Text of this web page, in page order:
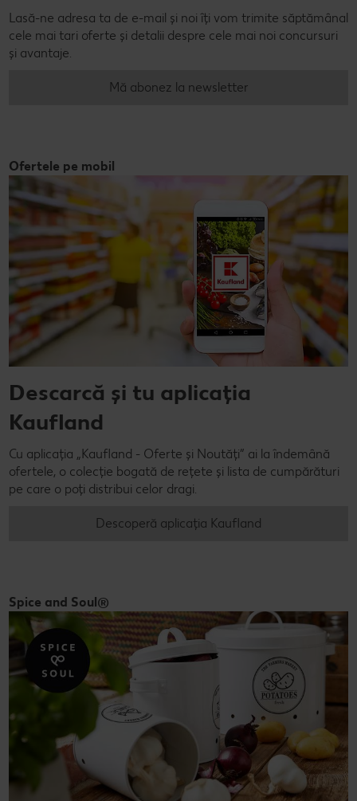
Lasă-ne adresa ta de e-mail și noi îți vom trimite săptămânal
cele mai tari oferte și detalii despre cele mai noi concursuri
și avantaje.
Mă abonez la newsletter
Ofertele pe mobil
Descarcă și tu aplicația
Kaufland
Cu aplicația „Kaufland - Oferte și Noutăți” ai la îndemână
ofertele, o colecție bogată de rețete și lista de cumpărături
pe care o poți distribui celor dragi.
Descoperă aplicația Kaufland
Spice and Soul®